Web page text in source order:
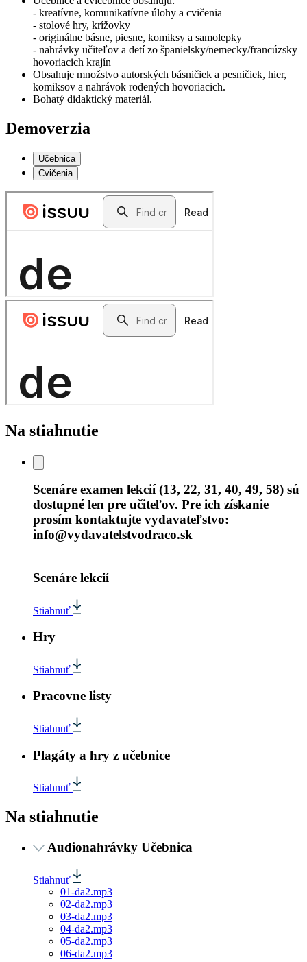
- kreatívne, komunikatívne úlohy a cvičenia
- stolové hry, krížovky
- originálne básne, piesne, komiksy a samolepky
- nahrávky učiteľov a detí zo španielsky/nemecky/francúzsky
hovoriacich krajín
Obsahuje množstvo autorských básničiek a pesničiek, hier,
komiksov a nahrávok rodených hovoriacich.
Bohatý didaktický materiál.
Demoverzia
Učebnica
Cvičenia
Na stiahnutie
Scenáre examen lekcií (13, 22, 31, 40, 49, 58) sú
dostupné len pre učiteľov. Pre ich získanie
prosím kontaktujte vydavateľstvo:
info@vydavatelstvodraco.sk
Scenáre lekcií
Stiahnuť
Hry
Stiahnuť
Pracovne listy
Stiahnuť
Plagáty a hry z učebnice
Stiahnuť
Na stiahnutie
Audionahrávky Učebnica
Stiahnuť
01-da2.mp3
02-da2.mp3
03-da2.mp3
04-da2.mp3
05-da2.mp3
06-da2.mp3